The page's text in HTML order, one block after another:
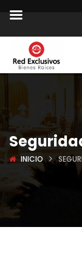
INICIO